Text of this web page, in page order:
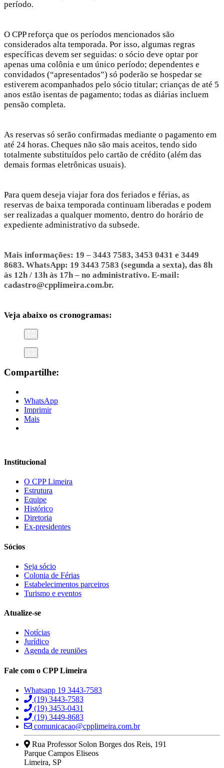
período.
O CPP reforça que os períodos mencionados são
considerados alta temporada. Por isso, algumas regras
específicas devem ser seguidas: o sócio deve optar por
apenas uma colônia e um único período; dependentes e
convidados (“apresentados”) só poderão se hospedar se
estiverem acompanhados pelo sócio titular; crianças de até 5
anos estão isentas de pagamento; todas as diárias incluem
pensão completa.
As reservas só serão confirmadas mediante o pagamento em
até 24 horas. Cheques não são mais aceitos, tendo sido
totalmente substituídos pelo cartão de crédito (além das
demais formas eletrônicas usuais).
Para quem deseja viajar fora dos feriados e férias, as
reservas de baixa temporada continuam liberadas e podem
ser realizadas a qualquer momento, dentro do horário de
expediente administrativo da subsede.
Mais informações: 19 – 3443 7583, 3453 0431 e 3449
8683. WhatsApp: 19 3443 7583 (segunda a sexta), das 8h
às 12h / 13h às 17h – no administrativo. E-mail:
cadastro@cpplimeira.com.br.
Veja abaixo os cronogramas:
Compartilhe:
WhatsApp
Imprimir
Mais
Institucional
O CPP Limeira
Estrutura
Equipe
Histórico
Diretoria
Ex-presidentes
Sócios
Seja sócio
Colonia de Férias
Estabelecimentos parceiros
Turismo e eventos
Atualize-se
Notícias
Jurídico
Agenda de reuniões
Fale com o CPP Limeira
Whatsapp 19 3443-7583
(19) 3443-7583
(19) 3453-0431
(19) 3449-8683
comunicacao@cpplimeira.com.br
Rua Professor Solon Borges dos Reis, 191
Parque Campos Eliseos
Limeira, SP